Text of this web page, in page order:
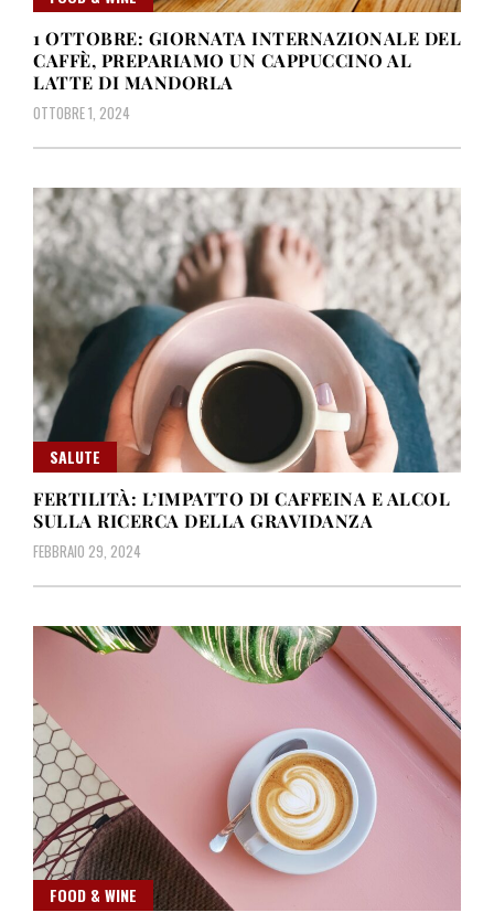
1 OTTOBRE: GIORNATA INTERNAZIONALE DEL
CAFFÈ, PREPARIAMO UN CAPPUCCINO AL
LATTE DI MANDORLA
OTTOBRE 1, 2024
SALUTE
FERTILITÀ: L’IMPATTO DI CAFFEINA E ALCOL
SULLA RICERCA DELLA GRAVIDANZA
FEBBRAIO 29, 2024
FOOD & WINE